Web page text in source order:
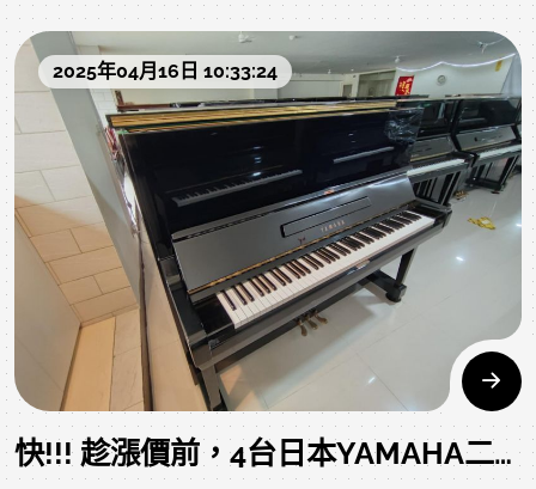
的差異並展現充分完整的表現力。
我們在樂器中完整實現 Yamaha 所有對樂器獨有的承諾，也
就是得以長長久久享有彈奏二手鋼琴的樂趣。剛買回來，熱
騰騰的，下面照片及影片是尚未整理、調音的當下狀況，讓
您實際了解第一手的保養狀況跟中古車一樣，去看車時都整
理好、很漂亮，不知原本是否有撞過或大修，我們把鋼琴真
實原樣呈現讓您放心，整理過後保證再加分商品照片及影音
如下歡迎參閱
0980494792僅此特惠一台 錯過可惜 下方為回購當下狀況，
狀況良好，目前整理ing目前整理ing，以下照片影片是我們
專業認證回收後當下的原始狀況，上一手保存良好就像去買
中古車，車行都整理得很漂亮，但您不知道的是原始狀況?是
否被撞?是否大修?以下照片及影片把上一手的狀況坦誠給您
了解，放心喔!
2025年04月16日 10:33:24
快!!! 趁漲價前，4台日本YAMAHA二手鋼琴，搶起來!!